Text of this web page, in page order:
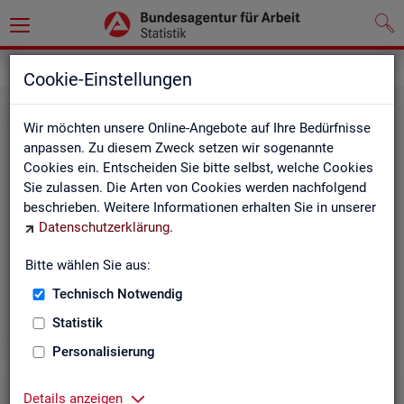
Cookie-Einstellungen
Wir möchten unsere Online-Angebote auf Ihre Bedürfnisse
anpassen. Zu diesem Zweck setzen wir sogenannte
Cookies ein. Entscheiden Sie bitte selbst, welche Cookies
Sie zulassen. Die Arten von Cookies werden nachfolgend
beschrieben. Weitere Informationen erhalten Sie in unserer
Datenschutzerklärung.
Bitte wählen Sie aus:
Technisch Notwendig
Statistik
Personalisierung
Details anzeigen
Me­tho­di­sche Hin­wei­se
Hintergrundinformationen und methodische Hinweise
zu den Fachstatistiken und weiteren Themen, z. B. zur